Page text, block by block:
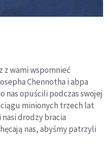
z wami wspomnieć
Chennotha i abpa
nas opuścili podczas swojej
minionych trzech lat
drodzy bracia
nas, abyśmy patrzyli